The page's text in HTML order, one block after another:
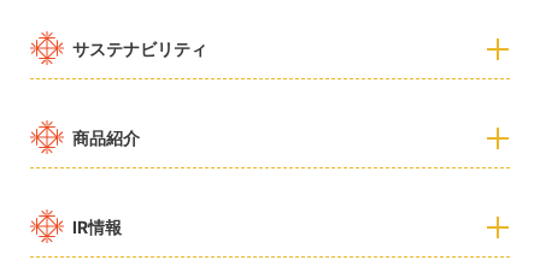
サステナビリティ
商品紹介
IR情報